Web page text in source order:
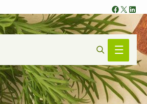
X
Main
Menu
Search